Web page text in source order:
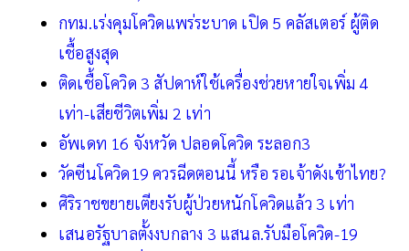
กทม.เร่งคุมโควิดแพร่ระบาด เปิด 5 คลัสเตอร์ ผู้ติด
เชื้อสูงสุด
ติดเชื้อโควิด 3 สัปดาห์ใช้เครื่องช่วยหายใจเพิ่ม 4
เท่า-เสียชีวิตเพิ่ม 2 เท่า
อัพเดท 16 จังหวัด ปลอดโควิด ระลอก3
วัคซีนโควิด19 ควรฉีดตอนนี้ หรือ รอเจ้าดังเข้าไทย?
ศิริราชขยายเตียงรับผู้ป่วยหนักโควิดแล้ว 3 เท่า
เสนอรัฐบาลตั้งงบกลาง 3 แสนล.รับมือโควิด-19